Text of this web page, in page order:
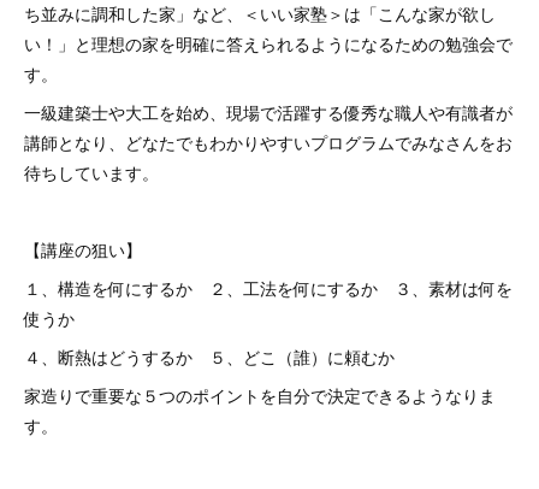
ち並みに調和した家」など、＜いい家塾＞は「こんな家が欲し
い！」と理想の家を明確に答えられるようになるための勉強会で
す。
一級建築士や大工を始め、現場で活躍する優秀な職人や有識者が
講師となり、どなたでもわかりやすいプログラムでみなさんをお
待ちしています。
【講座の狙い】
１、構造を何にするか ２、工法を何にするか ３、素材は何を
使うか
４、断熱はどうするか ５、どこ（誰）に頼むか
家造りで重要な５つのポイントを自分で決定できるようなりま
す。